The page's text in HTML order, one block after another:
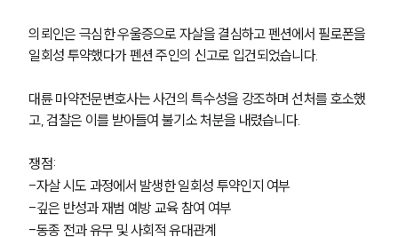
의뢰인은 극심한 우울증으로 자살을 결심하고 펜션에서 필로폰을
일회성 투약했다가 펜션 주인의 신고로 입건되었습니다.
대륜 마약전문변호사는 사건의 특수성을 강조하며 선처를 호소했
고, 검찰은 이를 받아들여 불기소 처분을 내렸습니다.
쟁점:
-자살 시도 과정에서 발생한 일회성 투약인지 여부
-깊은 반성과 재범 예방 교육 참여 여부
-동종 전과 유무 및 사회적 유대관계